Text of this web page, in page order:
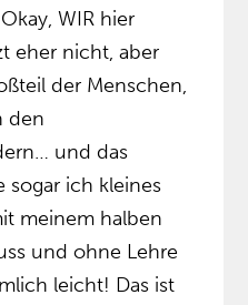
WIR hier
eher nicht, aber
der Menschen,
den
und das
sogar ich kleines
meinem halben
und ohne Lehre
leicht! Das ist